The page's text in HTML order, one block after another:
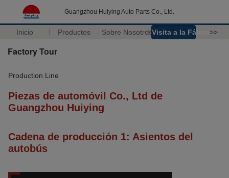
Guangzhou Huiying Auto Parts Co., Ltd.
Inicio Productos Sobre NosotrosVisita a la Fábrica>>
Factory Tour
Production Line
Piezas de automóvil Co., Ltd de
Guangzhou Huiying
Cadena de producción 1: Asientos del
autobús